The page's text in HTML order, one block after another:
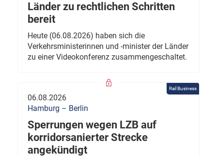
Länder zu rechtlichen Schritten
bereit
Heute (06.08.2026) haben sich die
Verkehrsministerinnen und -minister der Länder
zu einer Videokonferenz zusammengeschaltet.
Rail Business
06.08.2026
Hamburg – Berlin
Sperrungen wegen LZB auf
korridorsanierter Strecke
angekündigt